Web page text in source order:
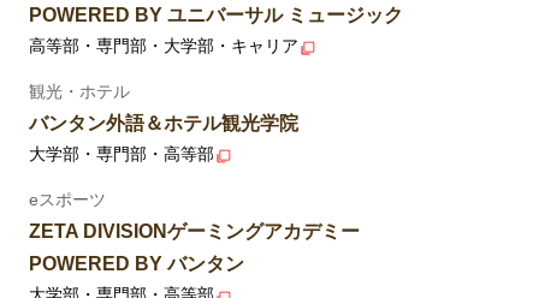
POWERED BY ユニバーサル ミュージック
高等部・専門部・大学部・キャリア
観光・ホテル
バンタン外語＆ホテル観光学院
大学部・専門部・高等部
eスポーツ
ZETA DIVISIONゲーミングアカデミー
POWERED BY バンタン